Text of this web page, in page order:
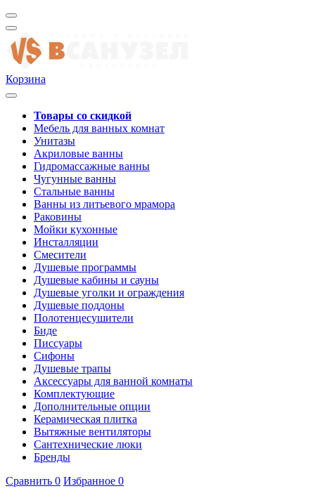
Корзина
Товары со скидкой
Мебель для ванных комнат
Унитазы
Акриловые ванны
Гидромассажные ванны
Чугунные ванны
Стальные ванны
Ванны из литьевого мрамора
Раковины
Мойки кухонные
Инсталляции
Смесители
Душевые программы
Душевые кабины и сауны
Душевые уголки и ограждения
Душевые поддоны
Полотенцесушители
Биде
Писсуары
Сифоны
Душевые трапы
Аксессуары для ванной комнаты
Комплектующие
Дополнительные опции
Керамическая плитка
Вытяжные вентиляторы
Сантехнические люки
Бренды
Сравнить 0 Избранное 0